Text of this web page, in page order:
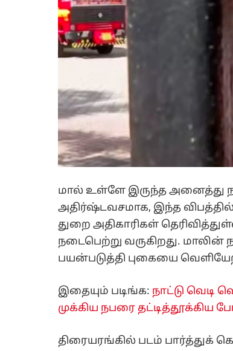
மால் உள்ளே இருந்த அனைத்து
அதிர்ஷ்டவசமாக, இந்த
துறை அதிகாரிகள்
நடைபெற்று வருகிறது. மாலின்
பயன்படுத்தி புகையை
இதையும் படிங்க: நாட்டு வெடி
முக்கிய நபரை தட்டித்தூக்கிய
திரையரங்கில் படம் பார்த்துக்